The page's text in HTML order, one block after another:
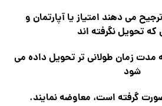
می دهند امتیاز یا آپارتمان و
تحویل نگرفته اند
مدت زمان طولانی تر تحویل داده می
شود
گرفته است، معاوضه نمایند.